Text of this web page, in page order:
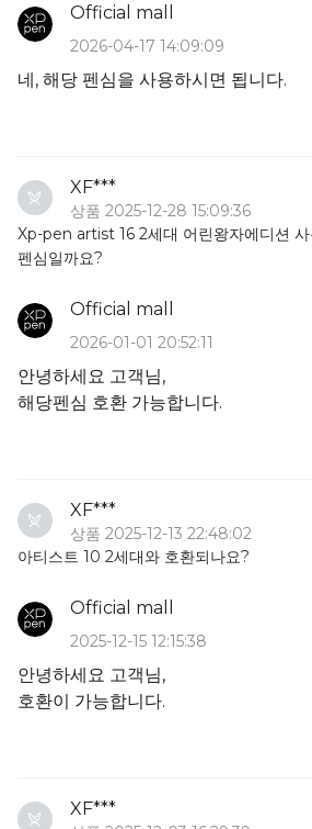
Official mall
2026-04-17 14:09:09
네, 해당 펜심을 사용하시면 됩니다.
XF***
상품 2025-12-28 15:09:36
Xp-pen artist 16 2세대 어린왕자에디션
펜심일까요?
Official mall
2026-01-01 20:52:11
안녕하세요 고객님,
해당펜심 호환 가능합니다.
XF***
상품 2025-12-13 22:48:02
아티스트 10 2세대와 호환되나요?
Official mall
2025-12-15 12:15:38
안녕하세요 고객님,
호환이 가능합니다.
XF***